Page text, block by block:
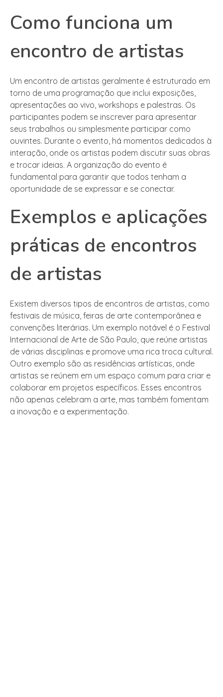
Como funciona um
encontro de artistas
Um encontro de artistas geralmente é estruturado em
torno de uma programação que inclui exposições,
apresentações ao vivo, workshops e palestras. Os
participantes podem se inscrever para apresentar
seus trabalhos ou simplesmente participar como
ouvintes. Durante o evento, há momentos dedicados à
interação, onde os artistas podem discutir suas obras
e trocar ideias. A organização do evento é
fundamental para garantir que todos tenham a
oportunidade de se expressar e se conectar.
Exemplos e aplicações
práticas de encontros
de artistas
Existem diversos tipos de encontros de artistas, como
festivais de música, feiras de arte contemporânea e
convenções literárias. Um exemplo notável é o Festival
Internacional de Arte de São Paulo, que reúne artistas
de várias disciplinas e promove uma rica troca cultural.
Outro exemplo são as residências artísticas, onde
artistas se reúnem em um espaço comum para criar e
colaborar em projetos específicos. Esses encontros
não apenas celebram a arte, mas também fomentam
a inovação e a experimentação.